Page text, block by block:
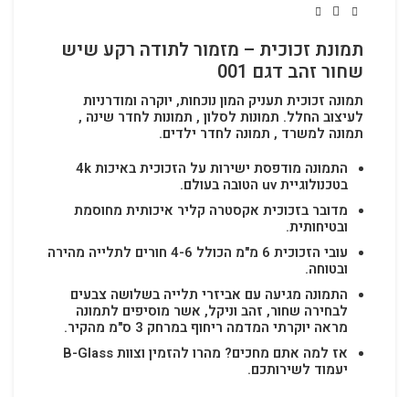
תמונת זכוכית – מזמור לתודה רקע שיש
שחור זהב דגם 001
תמונה זכוכית תעניק המון נוכחות, יוקרה ומודרניות
לעיצוב החלל. תמונות לסלון , תמונות לחדר שינה ,
תמונה למשרד , תמונה לחדר ילדים.
התמונה מודפסת ישירות על הזכוכית באיכות 4k
בטכנולוגיית uv הטובה בעולם.
מדובר בזכוכית אקסטרה קליר איכותית מחוסמת
ובטיחותית.
עובי הזכוכית 6 מ"מ הכולל 4-6 חורים לתלייה מהירה
ובטוחה.
התמונה מגיעה עם אביזרי תלייה בשלושה צבעים
לבחירה שחור, זהב וניקל, אשר מוסיפים לתמונה
מראה יוקרתי המדמה ריחוף במרחק 3 ס"מ מהקיר.
אז למה אתם מחכים? מהרו להזמין וצוות B-Glass
יעמוד לשירותכם.